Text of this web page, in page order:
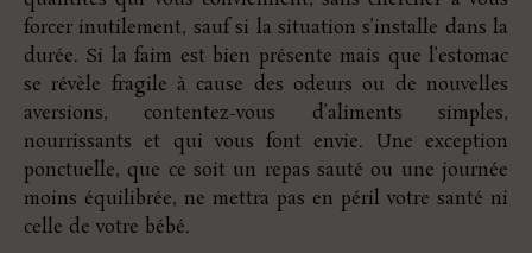
forcer inutilement, sauf si la situation s’installe dans la
durée. Si la faim est bien présente mais que l’estomac
se révèle fragile à cause des odeurs ou de nouvelles
aversions, contentez-vous d’aliments simples,
nourrissants et qui vous font envie. Une exception
ponctuelle, que ce soit un repas sauté ou une journée
moins équilibrée, ne mettra pas en péril votre santé ni
celle de votre bébé.